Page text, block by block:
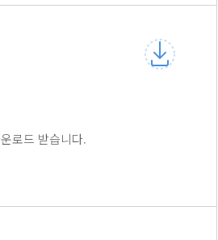
로드 받습니다.